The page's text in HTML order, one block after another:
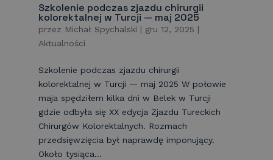
Szkolenie podczas zjazdu chirurgii
kolorektalnej w Turcji — maj 2025
przez Michał Spychalski | gru 12, 2025 |
Aktualności
Szkolenie podczas zjazdu chirurgii
kolorektalnej w Turcji — maj 2025 W połowie
maja spędziłem kilka dni w Belek w Turcji
gdzie odbyła się XX edycja Zjazdu Tureckich
Chirurgów Kolorektalnych. Rozmach
przedsięwzięcia był naprawdę imponujący.
Około tysiąca...